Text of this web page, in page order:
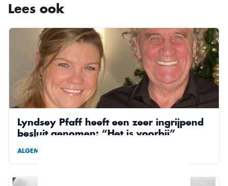
Lees ook
Lyndsey Pfaff heeft een zeer ingrijpend
besluit genomen: “Het is voorbij”
ALGEMEEN